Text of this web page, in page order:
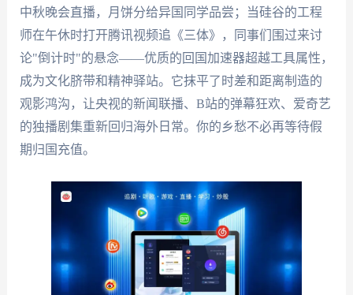
中秋晚会直播，月饼分给异国同学品尝；当硅谷的工程
师在午休时打开腾讯视频追《三体》，同事们围过来讨
论"倒计时"的悬念——优质的回国加速器超越工具属性，
成为文化脐带和精神驿站。它抹平了时差和距离制造的
观影鸿沟，让央视的新闻联播、B站的弹幕狂欢、爱奇艺
的独播剧集重新回归海外日常。你的乡愁不必再等待假
期归国充值。